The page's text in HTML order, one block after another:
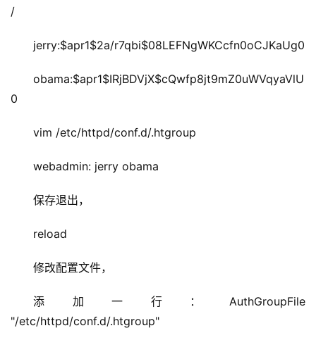
/
jerry:$apr1$2a/r7qbi$08LEFNgWKCcfn0oCJKaUg0
obama:$apr1$IRjBDVjX$cQwfp8jt9mZ0uWVqyaVlU
0
vim /etc/httpd/conf.d/.htgroup
webadmin: jerry obama
保存退出，
reload
修改配置文件，
添加一行：AuthGroupFile
"/etc/httpd/conf.d/.htgroup"